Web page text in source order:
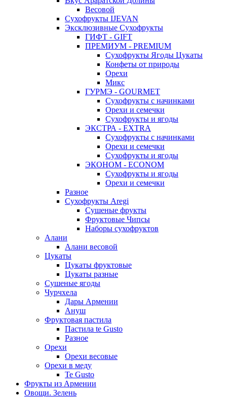
Весовой
Сухофрукты IJEVAN
Эксклюзивные Сухофрукты
ГИФТ - GIFT
ПРЕМИУМ - PREMIUM
Сухофрукты Ягоды Цукаты
Конфеты от природы
Орехи
Микс
ГУРМЭ - GOURMET
Сухофрукты с начинками
Орехи и семечки
Сухофрукты и ягоды
ЭКСТРА - EXTRA
Сухофрукты с начинками
Орехи и семечки
Сухофрукты и ягоды
ЭКОНОМ - ECONOM
Сухофрукты и ягоды
Орехи и семечки
Разное
Сухофрукты Aregi
Сушеные фрукты
Фруктовые Чипсы
Наборы сухофруктов
Алани
Алани весовой
Цукаты
Цукаты фруктовые
Цукаты разные
Сушеные ягоды
Чурчхела
Дары Армении
Ануш
Фруктовая пастила
Пастила te Gusto
Разное
Орехи
Орехи весовые
Орехи в меду
Te Gusto
Фрукты из Армении
Овощи. Зелень